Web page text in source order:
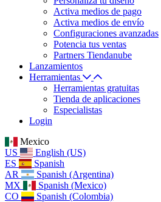
Activa medios de pago
Activa medios de envío
Configuraciones avanzadas
Potencia tus ventas
Partners Tiendanube
Lanzamientos
Herramientas
Herramientas gratuitas
Tienda de aplicaciones
Especialistas
Login
Mexico
US
English (US)
ES
Spanish
AR
Spanish (Argentina)
MX
Spanish (Mexico)
CO
Spanish (Colombia)